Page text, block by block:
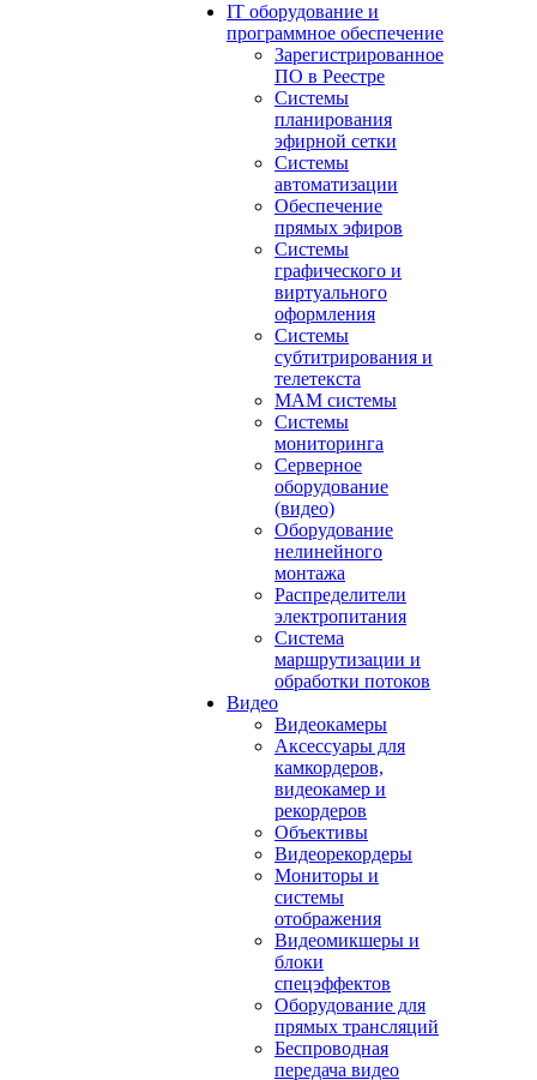
IT оборудование и
программное обеспечение
Зарегистрированное
ПО в Реестре
Системы
планирования
эфирной сетки
Системы
автоматизации
Обеспечение
прямых эфиров
Системы
графического и
виртуального
оформления
Системы
субтитрирования и
телетекста
MAM системы
Системы
мониторинга
Серверное
оборудование
(видео)
Оборудование
нелинейного
монтажа
Распределители
электропитания
Система
маршрутизации и
обработки потоков
Видео
Видеокамеры
Аксессуары для
камкордеров,
видеокамер и
рекордеров
Объективы
Видеорекордеры
Мониторы и
системы
отображения
Видеомикшеры и
блоки
спецэффектов
Оборудование для
прямых трансляций
Беспроводная
передача видео